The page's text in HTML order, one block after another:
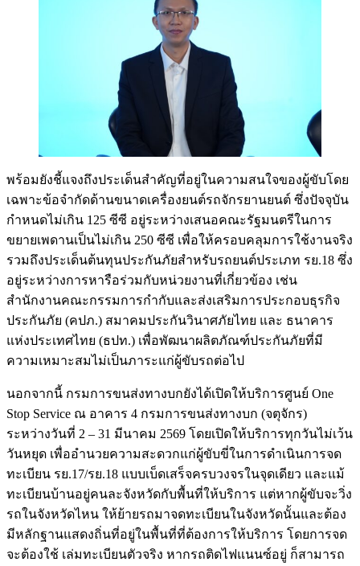
พร้อมยังชี้แจงถึงประเด็นสำคัญที่อยู่ในความสนใจของผู้ขับโดย
เฉพาะข้อจำกัดด้านขนาดเครื่องยนต์รถจักรยานยนต์ ซึ่งปัจจุบัน
กำหนดไม่เกิน 125 ซีซี อยู่ระหว่างเสนอคณะรัฐมนตรีในการ
ขยายเพดานเป็นไม่เกิน 250 ซีซี เพื่อให้ครอบคลุมการใช้งานจริง
รวมถึงประเด็นต้นทุนประกันภัยสำหรับรถยนต์ประเภท รย.18 ซึ่ง
อยู่ระหว่างการหารือร่วมกับหน่วยงานที่เกี่ยวข้อง เช่น
สำนักงานคณะกรรมการกำกับและส่งเสริมการประกอบธุรกิจ
ประกันภัย (คปภ.) สมาคมประกันวินาศภัยไทย และ ธนาคาร
แห่งประเทศไทย (ธปท.) เพื่อพัฒนาผลิตภัณฑ์ประกันภัยที่มี
ความเหมาะสมไม่เป็นภาระแก่ผู้ขับรถต่อไป
นอกจากนี้ กรมการขนส่งทางบกยังได้เปิดให้บริการศูนย์ One
Stop Service ณ อาคาร 4 กรมการขนส่งทางบก (จตุจักร)
ระหว่างวันที่ 2 – 31 มีนาคม 2569 โดยเปิดให้บริการทุกวันไม่เว้น
วันหยุด เพื่ออำนวยความสะดวกแก่ผู้ขับขี่ในการดำเนินการจด
ทะเบียน รย.17/รย.18 แบบเบ็ดเสร็จครบวงจรในจุดเดียว และแม้
ทะเบียนบ้านอยู่คนละจังหวัดกับพื้นที่ให้บริการ แต่หากผู้ขับจะวิ่ง
รถในจังหวัดไหน ให้ย้ายรถมาจดทะเบียนในจังหวัดนั้นและต้อง
มีหลักฐานแสดงถิ่นที่อยู่ในพื้นที่ที่ต้องการให้บริการ โดยการจด
จะต้องใช้ เล่มทะเบียนตัวจริง หากรถติดไฟแนนซ์อยู่ ก็สามารถ